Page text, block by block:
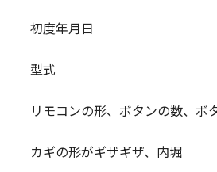
初度年月日
型式
リモコンの形、ボタンの数、ボ
カギの形がギザギザ、内堀